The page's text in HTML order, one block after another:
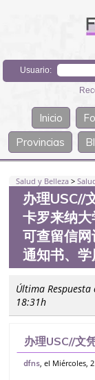
Usuario:
Inicio
Provincias
Salud y Belleza >
办理USC//
卡罗来纳
可查留信
通知书、
Última
18:31h
办理USC//文
卡罗来纳大学
dfns , el Miércoles,